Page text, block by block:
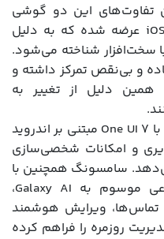
تفاوت‌های این دو گوشی
است. iPhone 16 Pro Max با iOS 18 عرضه شده که به دلیل
سخت‌افزار شناخته می‌شود.
و بی‌نقص تمرکز داشته و
همین دلیل از تغییر به
در سمت مقابل Galaxy S25 Ultra با One UI 7 مبتنی بر اندروید
و امکانات شخصی‌سازی
می‌دهد. سامسونگ همچنین با
افزودن قابلیت‌های هوش‌مصنوعی موسوم به Galaxy AI،
تماس‌ها، ویرایش هوشمند
روزمره را فراهم کرده